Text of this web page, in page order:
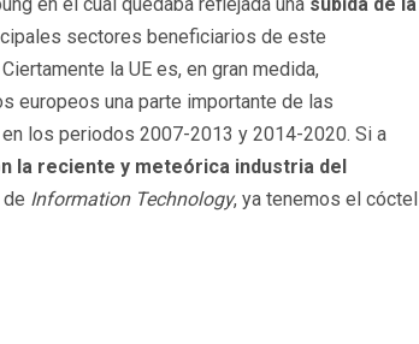
sectores beneficiarios de este
la UE es, en gran medida,
europeos una parte importante de las
los periodos 2007-2013 y 2014-2020. Si a
la reciente y meteórica industria del
Information Technology, ya tenemos el cóctel